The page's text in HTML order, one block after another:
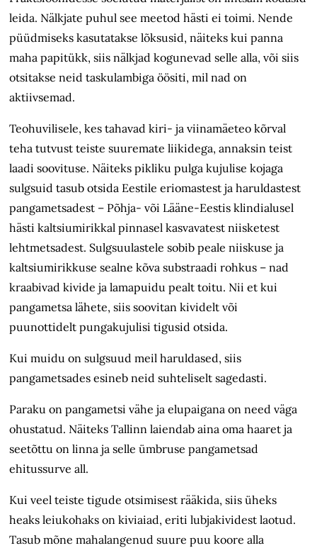
leida. Nälkjate puhul see meetod hästi ei toimi. Nende
püüdmiseks kasutatakse lõksusid, näiteks kui panna
maha papitükk, siis nälkjad kogunevad selle alla, või siis
otsitakse neid taskulambiga öösiti, mil nad on
aktiivsemad.
Teohuvilisele, kes tahavad kiri- ja viinamäeteo kõrval
teha tutvust teiste suuremate liikidega, annaksin teist
laadi soovituse. Näiteks pikliku pulga kujulise kojaga
sulgsuid tasub otsida Eestile eriomastest ja haruldastest
pangametsadest – Põhja- või Lääne-Eestis klindialusel
hästi kaltsiumirikkal pinnasel kasvavatest niisketest
lehtmetsadest. Sulgsuulastele sobib peale niiskuse ja
kaltsiumirikkuse sealne kõva substraadi rohkus – nad
kraabivad kivide ja lamapuidu pealt toitu. Nii et kui
pangametsa lähete, siis soovitan kividelt või
puunottidelt pungakujulisi tigusid otsida.
Kui muidu on sulgsuud meil haruldased, siis
pangametsades esineb neid suhteliselt sagedasti.
Paraku on pangametsi vähe ja elupaigana on need väga
ohustatud. Näiteks Tallinn laiendab aina oma haaret ja
seetõttu on linna ja selle ümbruse pangametsad
ehitussurve all.
Kui veel teiste tigude otsimisest rääkida, siis üheks
heaks leiukohaks on kiviaiad, eriti lubjakividest laotud.
Tasub mõne mahalangenud suure puu koore alla